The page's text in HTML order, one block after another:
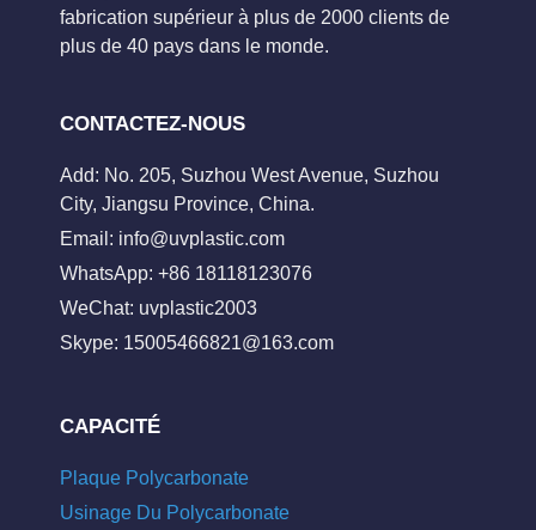
fabrication supérieur à plus de 2000 clients de
plus de 40 pays dans le monde.
CONTACTEZ-NOUS
Add: No. 205, Suzhou West Avenue, Suzhou
City, Jiangsu Province, China.
Email: info@uvplastic.com
WhatsApp: +86 18118123076
WeChat: uvplastic2003
Skype: 15005466821@163.com
CAPACITÉ
Plaque Polycarbonate
Usinage Du Polycarbonate